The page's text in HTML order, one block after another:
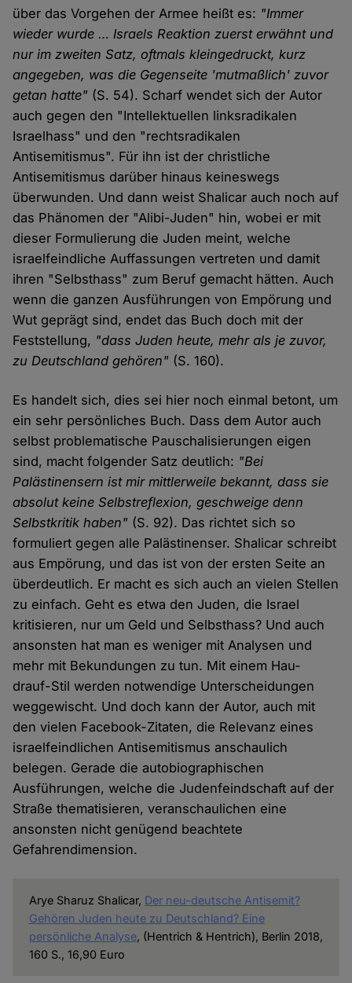
über das Vorgehen der Armee heißt es: "Immer
wieder wurde … Israels Reaktion zuerst erwähnt und
nur im zweiten Satz, oftmals kleingedruckt, kurz
angegeben, was die Gegenseite 'mutmaßlich' zuvor
getan hatte" (S. 54). Scharf wendet sich der Autor
auch gegen den "Intellektuellen linksradikalen
Israelhass" und den "rechtsradikalen
Antisemitismus". Für ihn ist der christliche
Antisemitismus darüber hinaus keineswegs
überwunden. Und dann weist Shalicar auch noch auf
das Phänomen der "Alibi-Juden" hin, wobei er mit
dieser Formulierung die Juden meint, welche
israelfeindliche Auffassungen vertreten und damit
ihren "Selbsthass" zum Beruf gemacht hätten. Auch
wenn die ganzen Ausführungen von Empörung und
Wut geprägt sind, endet das Buch doch mit der
Feststellung, "dass Juden heute, mehr als je zuvor,
zu Deutschland gehören" (S. 160).
Es handelt sich, dies sei hier noch einmal betont, um
ein sehr persönliches Buch. Dass dem Autor auch
selbst problematische Pauschalisierungen eigen
sind, macht folgender Satz deutlich: "Bei
Palästinensern ist mir mittlerweile bekannt, dass sie
absolut keine Selbstreflexion, geschweige denn
Selbstkritik haben" (S. 92). Das richtet sich so
formuliert gegen alle Palästinenser. Shalicar schreibt
aus Empörung, und das ist von der ersten Seite an
überdeutlich. Er macht es sich auch an vielen Stellen
zu einfach. Geht es etwa den Juden, die Israel
kritisieren, nur um Geld und Selbsthass? Und auch
ansonsten hat man es weniger mit Analysen und
mehr mit Bekundungen zu tun. Mit einem Hau-
drauf-Stil werden notwendige Unterscheidungen
weggewischt. Und doch kann der Autor, auch mit
den vielen Facebook-Zitaten, die Relevanz eines
israelfeindlichen Antisemitismus anschaulich
belegen. Gerade die autobiographischen
Ausführungen, welche die Judenfeindschaft auf der
Straße thematisieren, veranschaulichen eine
ansonsten nicht genügend beachtete
Gefahrendimension.
Arye Sharuz Shalicar, Der neu-deutsche Antisemit?
Gehören Juden heute zu Deutschland? Eine
persönliche Analyse, (Hentrich & Hentrich), Berlin 2018,
160 S., 16,90 Euro